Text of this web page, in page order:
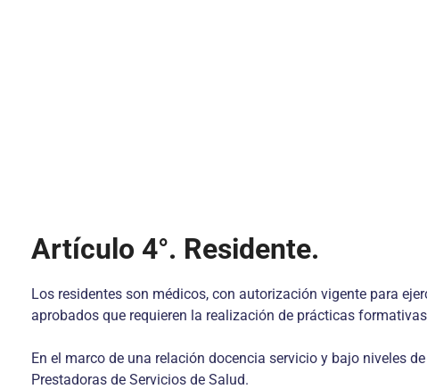
Artículo 4°. Residente.
Los residentes son médicos, con autorización vigente para
aprobados que requieren la realización de prácticas
En el marco de una relación docencia servicio y bajo niveles
Prestadoras de Servicios de Salud.